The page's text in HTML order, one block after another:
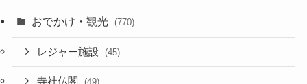
おでかけ・観光 (770)
レジャー施設 (45)
寺社仏閣 (49)